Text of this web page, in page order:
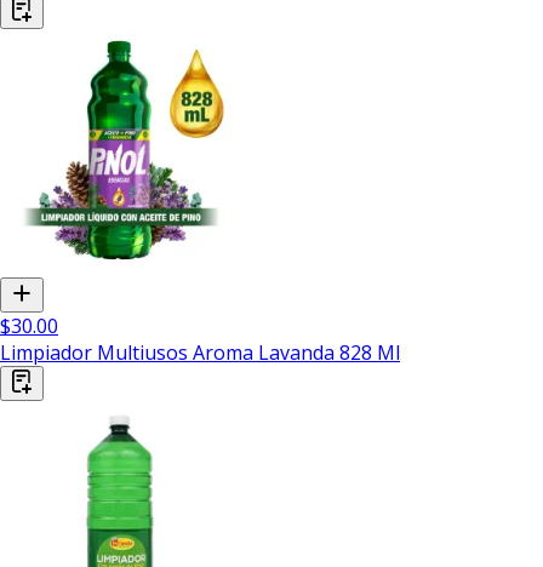
$30.00
Limpiador Multiusos Aroma Lavanda 828 Ml